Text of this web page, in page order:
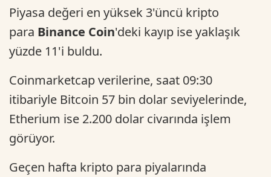
Piyasa değeri en yüksek 3'üncü kripto
para Binance Coin'deki kayıp ise yaklaşık
yüzde 11'i buldu.
Coinmarketcap verilerine, saat 09:30
itibariyle Bitcoin 57 bin dolar seviyelerinde,
Etherium ise 2.200 dolar civarında işlem
görüyor.
Geçen hafta kripto para piyalarında